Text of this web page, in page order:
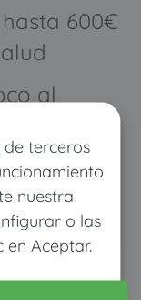
terceros
nuestra
o las
en Aceptar.
600€
al
y